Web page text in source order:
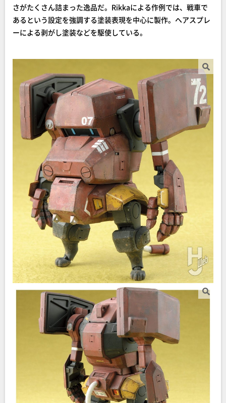
さがたくさん詰まった逸品だ。Rikkaによる作例では、戦車で
あるという設定を強調する塗装表現を中心に製作。ヘアスプレ
ーによる剥がし塗装などを駆使している。